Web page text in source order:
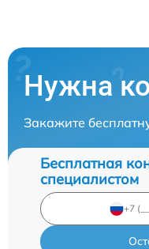
Нужна
Закажите
Бесплатная
специалистом